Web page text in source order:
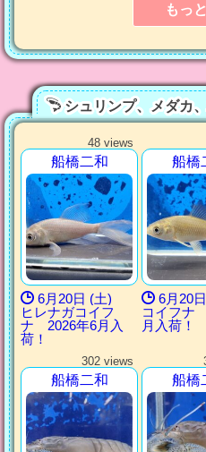
もっ
シュリンプ、メダカ
48 views
船橋二和
6月20日 (土)
ヒレナガコイフ
ナ 2026年6月入
荷！
船橋
6月20
コイフナ
月入荷！
302 views
船橋二和 船橋